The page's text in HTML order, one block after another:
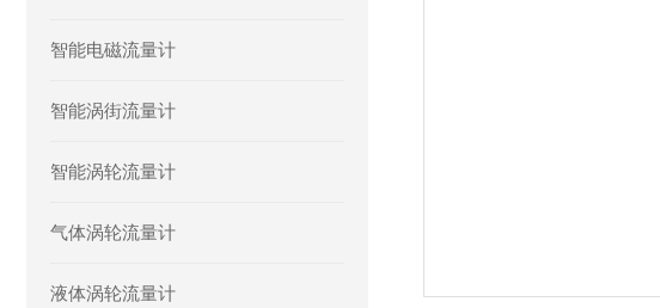
智能电磁流量计
智能涡街流量计
智能涡轮流量计
气体涡轮流量计
液体涡轮流量计